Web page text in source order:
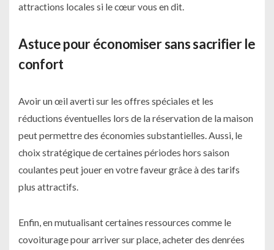
attractions locales si le cœur vous en dit.
Astuce pour économiser sans sacrifier le
confort
Avoir un œil averti sur les offres spéciales et les
réductions éventuelles lors de la réservation de la maison
peut permettre des économies substantielles. Aussi, le
choix stratégique de certaines périodes hors saison
coulantes peut jouer en votre faveur grâce à des tarifs
plus attractifs.
Enfin, en mutualisant certaines ressources comme le
covoiturage pour arriver sur place, acheter des denrées